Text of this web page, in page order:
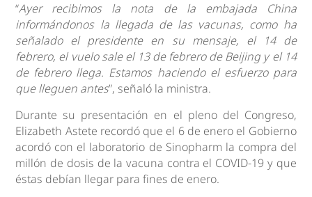
“Ayer recibimos la nota de la embajada China
informándonos la llegada de las vacunas, como ha
señalado el presidente en su mensaje, el 14 de
febrero, el vuelo sale el 13 de febrero de Beijing y el 14
de febrero llega. Estamos haciendo el esfuerzo para
que lleguen antes”, señaló la ministra.
Durante su presentación en el pleno del Congreso,
Elizabeth Astete recordó que el 6 de enero el Gobierno
acordó con el laboratorio de Sinopharm la compra del
millón de dosis de la vacuna contra el COVID-19 y que
éstas debían llegar para fines de enero.